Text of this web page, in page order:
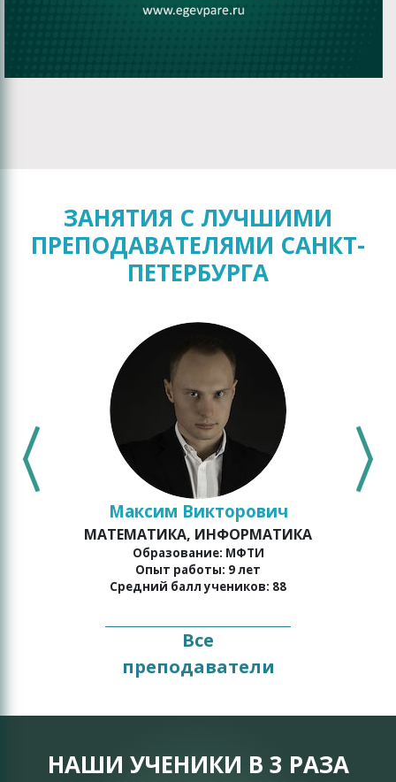
ЗАНЯТИЯ С ЛУЧШИМИ
ПРЕПОДАВАТЕЛЯМИ САНКТ-
ПЕТЕРБУРГА
Максим Викторович
МАТЕМАТИКА, ИНФОРМАТИКА
Образование: МФТИ
Опыт работы: 9 лет
Средний балл учеников: 88
Все
преподаватели
НАШИ УЧЕНИКИ В 3 РАЗА